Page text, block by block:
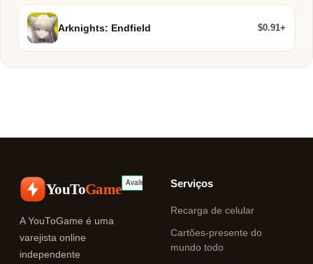
Arknights: Endfield $0.91+
YouToGame
A YouToGame é uma
varejista online
independente
Serviços
Recarga de celular
Cartões-presente do
mundo todo